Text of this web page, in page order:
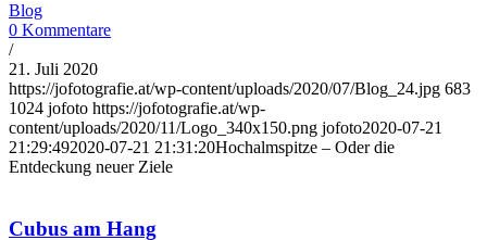
Blog
0 Kommentare
/
21. Juli 2020
https://jofotografie.at/wp-content/uploads/2020/07/Blog_24.jpg 683
1024 jofoto https://jofotografie.at/wp-
content/uploads/2020/11/Logo_340x150.png jofoto2020-07-21
21:29:492020-07-21 21:31:20Hochalmspitze – Oder die
Entdeckung neuer Ziele
Cubus am Hang